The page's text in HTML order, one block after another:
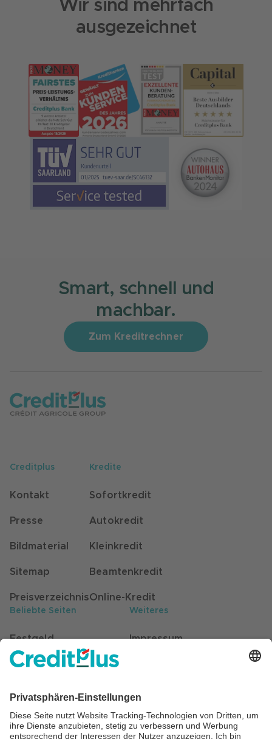
Wir sind mehrfach
ausgezeichnet
Smart, schnell und
machbar.
Zum Kreditrechner
Creditplus
Kontakt
Presse
Bildmaterial
Sitemap
Preisverzeichnis
Kredite
Sofortkredit
Autokredit
Kleinkredit
Beamtenkredit
Online-Kredit
Beliebte Seiten
Festgeld
Kunden werben Kunden
Self-Service für Kunden
Weiteres
Impressum
Barrierefreiheit